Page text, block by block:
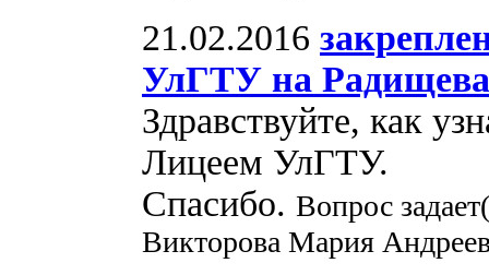
21.02.2016
УлГТУ на
Здравствуйте, как
Лицеем УлГТУ.
Спасибо. Вопрос
Викторова Мария